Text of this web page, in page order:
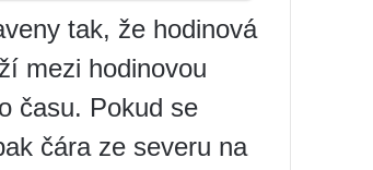
tak, že hodinová
mezi hodinovou
času. Pokud se
čára ze severu na